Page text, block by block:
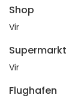
Shop
Vir
Supermarkt
Vir
Flughafen